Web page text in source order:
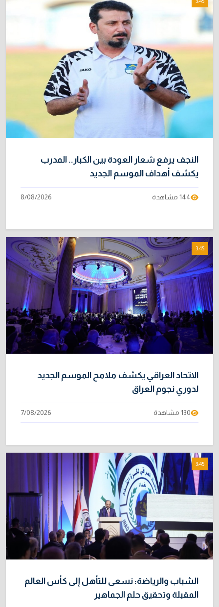
النجف يرفع شعار العودة بين الكبار.. المدرب
يكشف أهداف الموسم الجديد
144 مشاهدة 8/08/2026
3:45
الاتحاد العراقي يكشف ملامح الموسم الجديد
لدوري نجوم العراق
130 مشاهدة 7/08/2026
3:45
الشباب والرياضة: نسعى للتأهل إلى كأس العالم
المقبلة وتحقيق حلم الجماهير